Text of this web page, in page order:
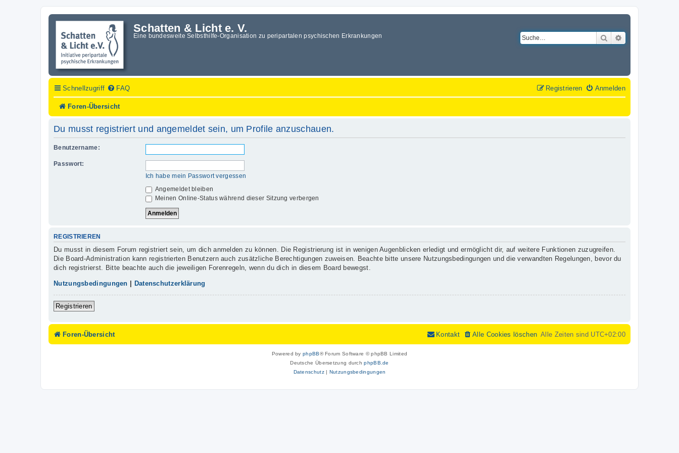
Schatten & Licht e. V.
Eine bundesweite Selbsthilfe-Organisation zu peripartalen psychischen Erkrankungen Suche
Schnellzugriff FAQ Anmelden
Registrieren
Foren-Übersicht
Du musst registriert und angemeldet sein, um Profile anzuschauen.
Benutzername:
Passwort:
Ich habe mein Passwort vergessen
Angemeldet bleiben
Meinen Online-Status während dieser Sitzung verbergen
REGISTRIEREN
Du musst in diesem Forum registriert sein, um dich anmelden zu können. Die Registrierung ist in wenigen Augenblicken erledigt und ermöglicht dir, auf weitere Funktionen zuzugreifen.
Die Board-Administration kann registrierten Benutzern auch zusätzliche Berechtigungen zuweisen. Beachte bitte unsere Nutzungsbedingungen und die verwandten Regelungen, bevor du
dich registrierst. Bitte beachte auch die jeweiligen Forenregeln, wenn du dich in diesem Board bewegst.
Nutzungsbedingungen Datenschutzerklärung
Registrieren
Foren-Übersicht Alle Zeiten sind UTC+02:00
Alle Cookies löschen
Kontakt
Powered byphpBB® Forum Software © phpBB Limited
Deutsche Übersetzung durchphpBB.de
Datenschutz| Nutzungsbedingungen